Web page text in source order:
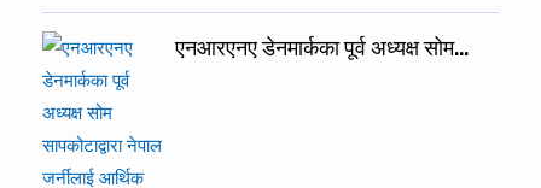
एनआरएनए डेनमार्कका पूर्व अध्यक्ष सोम…